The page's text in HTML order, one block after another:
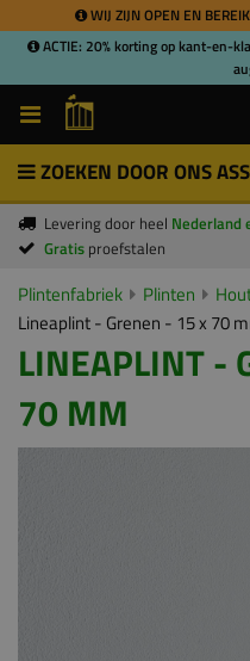
WIJ ZIJN OPEN EN
ACTIE: 20% korting op kant-en-
ZOEKEN DOOR ONS
Levering door heel Nederland
Gratis proefstalen
Plintenfabriek Plinten
Lineaplint - Grenen - 15 x 70
LINEAPLINT -
70 MM